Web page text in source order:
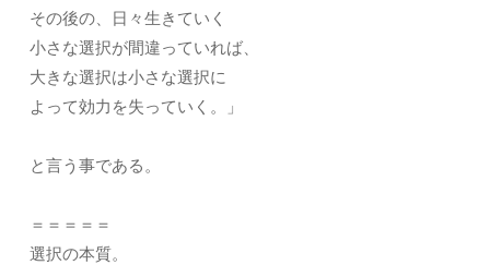
その後の、日々生きていく
小さな選択が間違っていれば、
大きな選択は小さな選択に
よって効力を失っていく。」
と言う事である。
＝＝＝＝＝
選択の本質。